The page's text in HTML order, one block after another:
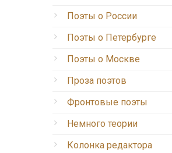
Поэты о России
Поэты о Петербурге
Поэты о Москве
Проза поэтов
Фронтовые поэты
Немного теории
Колонка редактора